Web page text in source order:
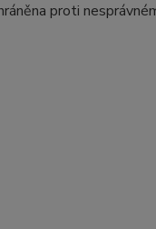
proti